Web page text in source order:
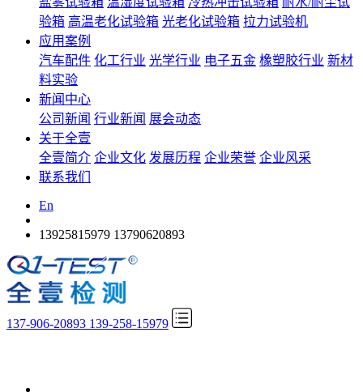
验箱 高温老化试验箱 光老化试验箱 拉力试验机
应用案例
汽车配件 化工行业 光学行业 电子五金 橡塑胶行业 新材
料实验
新闻中心
公司新闻 行业新闻 展会动态
关于全壹
全壹简介 企业文化 发展历程 企业荣誉 企业风采
联系我们
En
13925815979 13790620893
137-906-20893 139-258-15979